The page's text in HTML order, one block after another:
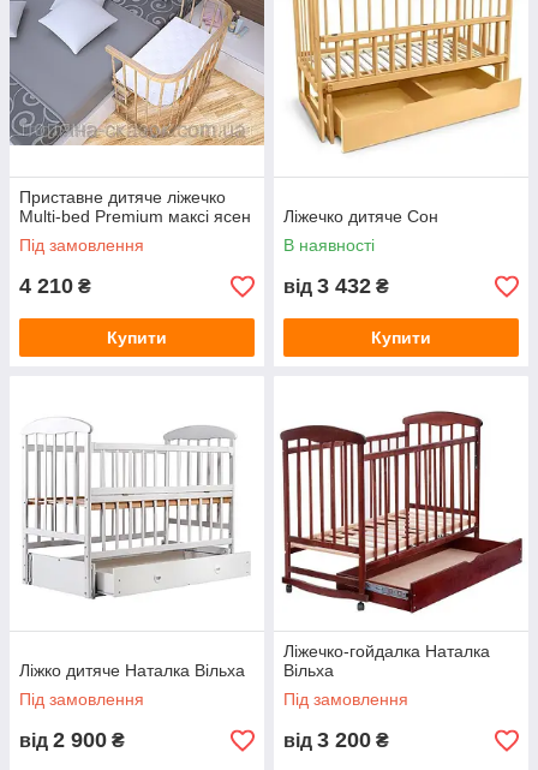
Приставне дитяче ліжечко
Multi-bed Premium максі ясен
Під замовлення
4 210 ₴
Купити
Ліжечко дитяче Сон
В наявності
від 3 432 ₴
Купити
Ліжко дитяче Наталка Вільха
Під замовлення
від 2 900 ₴
Ліжечко-гойдалка Наталка
Вільха
Під замовлення
від 3 200 ₴